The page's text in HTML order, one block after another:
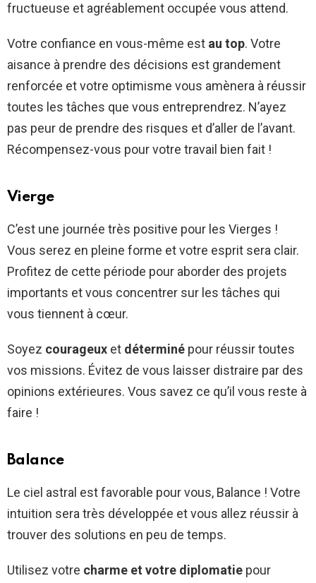
fructueuse et agréablement occupée vous attend.
Votre confiance en vous-même est au top. Votre
aisance à prendre des décisions est grandement
renforcée et votre optimisme vous amènera à réussir
toutes les tâches que vous entreprendrez. N’ayez
pas peur de prendre des risques et d’aller de l’avant.
Récompensez-vous pour votre travail bien fait !
Vierge
C’est une journée très positive pour les Vierges !
Vous serez en pleine forme et votre esprit sera clair.
Profitez de cette période pour aborder des projets
importants et vous concentrer sur les tâches qui
vous tiennent à cœur.
Soyez courageux et déterminé pour réussir toutes
vos missions. Évitez de vous laisser distraire par des
opinions extérieures. Vous savez ce qu’il vous reste à
faire !
Balance
Le ciel astral est favorable pour vous, Balance ! Votre
intuition sera très développée et vous allez réussir à
trouver des solutions en peu de temps.
Utilisez votre charme et votre diplomatie pour